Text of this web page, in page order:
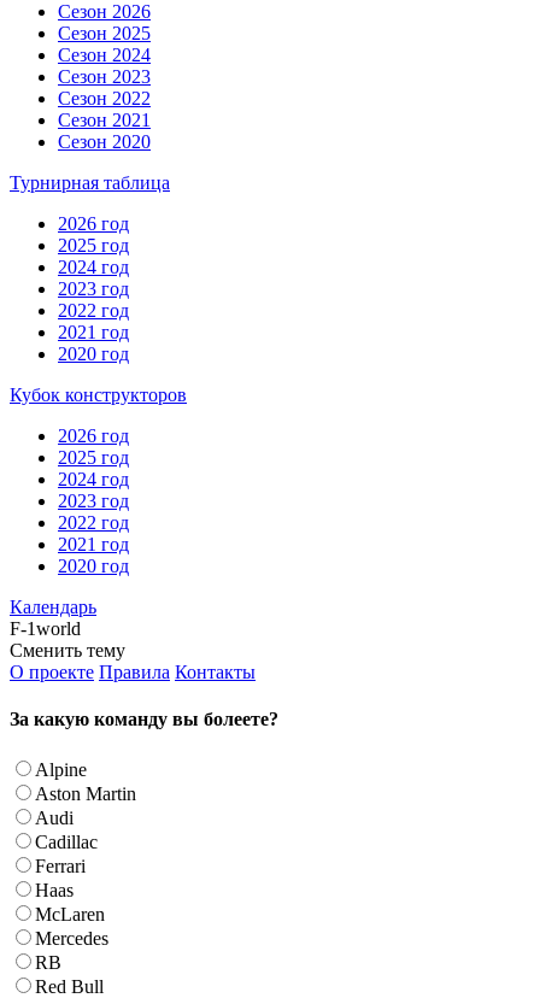
Сезон 2026
Сезон 2025
Сезон 2024
Сезон 2023
Сезон 2022
Сезон 2021
Сезон 2020
Турнирная таблица
2026 год
2025 год
2024 год
2023 год
2022 год
2021 год
2020 год
Кубок конструкторов
2026 год
2025 год
2024 год
2023 год
2022 год
2021 год
2020 год
Календарь
F-1world
Сменить тему
О проекте Правила Контакты
За какую команду вы болеете?
Alpine
Aston Martin
Audi
Cadillac
Ferrari
Haas
McLaren
Mercedes
RB
Red Bull